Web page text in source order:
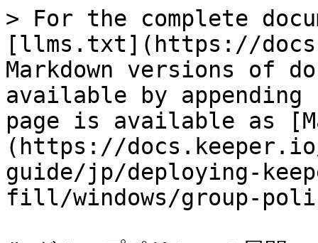
> For the complete
[llms.txt](https://
Markdown versions of
available by
page is available as
(https://
guide/jp/deploying-
fill/windows/group-